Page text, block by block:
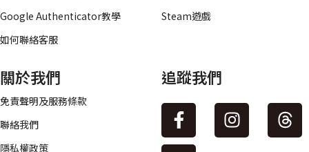
Google Authenticator教學
如何聯絡客服
Steam遊戲
關於我們
免責聲明及服務條款
聯絡我們
隱私權政策
追蹤我們